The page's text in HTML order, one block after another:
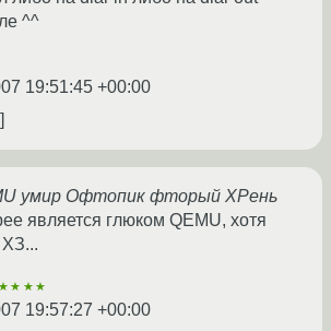
^^
19:51:45 +00:00
умир Офтопик фторый ХРень
является глюком QEMU, хотя
ХЗ...
19:57:27 +00:00